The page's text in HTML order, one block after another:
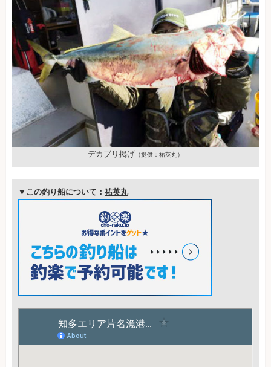
デカブリ掲げ （提供：祐英丸）
▼この釣り船について： 祐英丸